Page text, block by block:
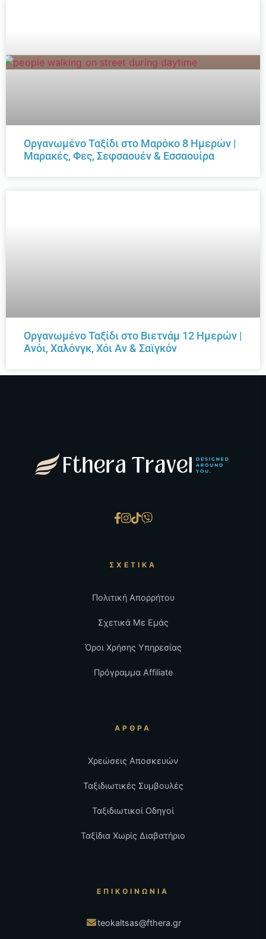
Οργανωμένο Ταξίδι στο Μαρόκο 8 Ημερών |
Μαρακές, Φες, Σεφσαουέν & Εσσαουίρα
Οργανωμένο Ταξίδι στο Βιετνάμ 12 Ημερών |
Ανόι, Χαλόνγκ, Χόι Αν & Σαϊγκόν
ΣΧΕΤΙΚΆ
Πολιτική Απορρήτου
Σχετικά Με Εμάς
Όροι Χρήσης Υπηρεσίας
Πρόγραμμα Affiliate
ΆΡΘΡΑ
Χρεώσεις Αποσκευών
Ταξιδιωτικές Συμβουλές
Ταξιδιωτικοί Οδηγοί
Ταξίδια Χωρίς Διαβατήριο
ΕΠΙΚΟΙΝΩΝΊΑ
teokaltsas@fthera.gr